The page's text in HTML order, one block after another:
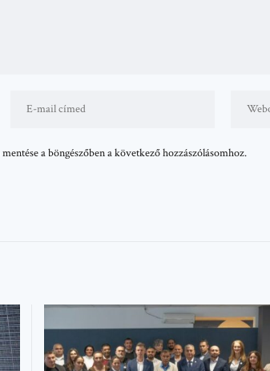
a böngészőben a következő hozzászólásomhoz.